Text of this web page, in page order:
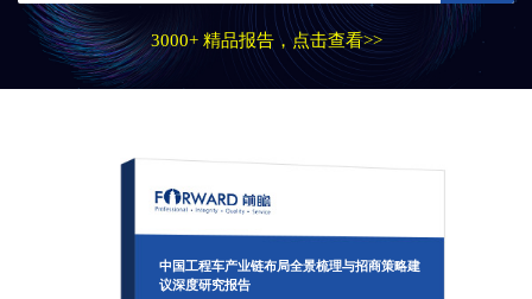
3000+ 精品报告，点击查看>>
中国工程车产业链布局全景梳理与招商策略建
议深度研究报告